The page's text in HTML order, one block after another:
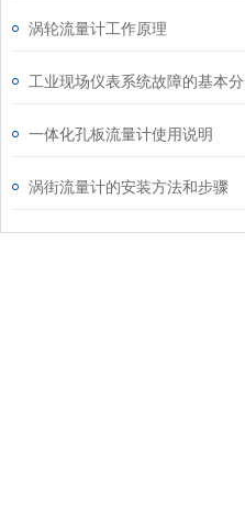
涡轮流量计工作原理
一体化孔板流量计使用说明
涡街流量计的安装方法和步骤